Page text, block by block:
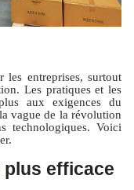
les entreprises, surtout
Les pratiques et les
aux exigences du
vague de la révolution
technologiques. Voici
efficace